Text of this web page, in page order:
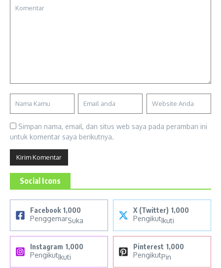
Simpan nama, email, dan situs web saya pada peramban ini
untuk komentar saya berikutnya.
Social Icons
Facebook 1,000
PenggemarSuka
X (Twitter) 1,000
PengikutIkuti
Instagram 1,000
PengikutIkuti
Pinterest 1,000
PengikutPin